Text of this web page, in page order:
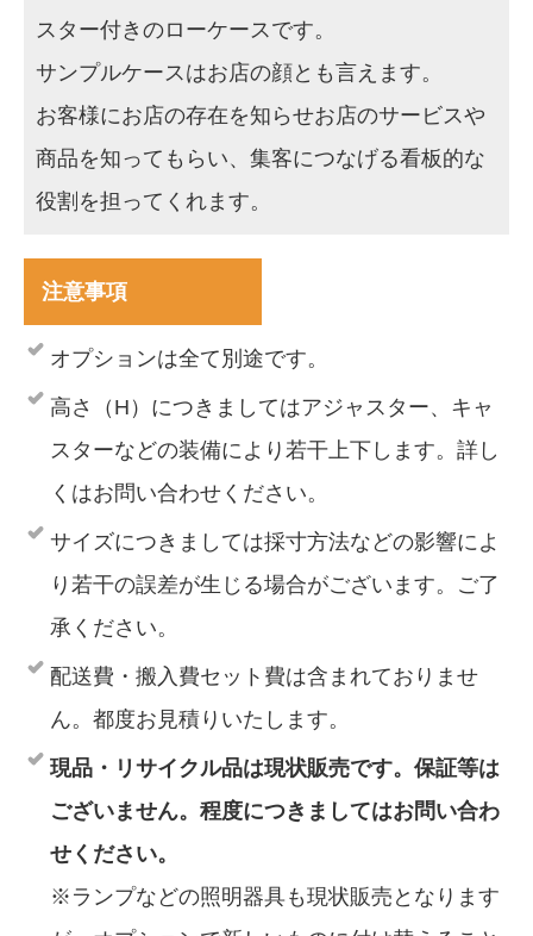
スター付きのローケースです。
サンプルケースはお店の顔とも言えます。
お客様にお店の存在を知らせお店のサービスや
商品を知ってもらい、集客につなげる看板的な
役割を担ってくれます。
注意事項
オプションは全て別途です。
高さ（H）につきましてはアジャスター、キャ
スターなどの装備により若干上下します。詳し
くはお問い合わせください。
サイズにつきましては採寸方法などの影響によ
り若干の誤差が生じる場合がございます。ご了
承ください。
配送費・搬入費セット費は含まれておりませ
ん。都度お見積りいたします。
現品・リサイクル品は現状販売です。保証等は
ございません。程度につきましてはお問い合わ
せください。
※ランプなどの照明器具も現状販売となります